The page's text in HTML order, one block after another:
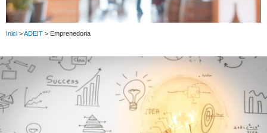
Inici >ADEIT > Emprenedoria